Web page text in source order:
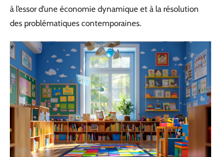
à l’essor d’une économie dynamique et à la résolution
des problématiques contemporaines.